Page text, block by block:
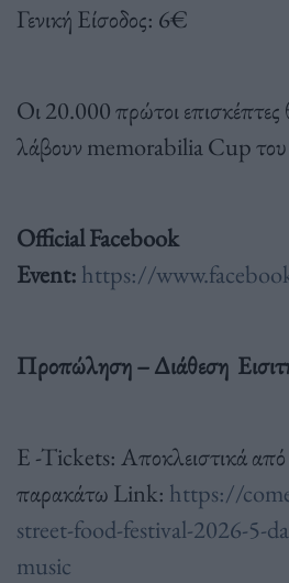
Γενική Είσοδος: 6€
Οι 20.000 πρώτοι επισκέπτες
λάβουν memorabilia Cup
Official Facebook
Event: https://
Προπώληση – Διάθεση
E -Tickets: Αποκλειστικά από
παρακάτω Link: https://
street-food-festival-2026-5-
music